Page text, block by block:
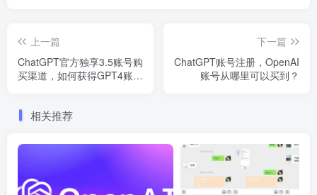
上一篇
ChatGPT官方独享3.5账号购
买渠道，如何获得GPT4账
下一篇
ChatGPT账号注册，OpenAI
账号从哪里可以买到？
相关推荐